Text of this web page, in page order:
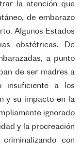
la atención que
de embarazo
Algunos Estados
obstétricas. De
a punto
de ser madres a
insuficiente a los
y su impacto en la
ignorado
y la procreación
criminalizando con